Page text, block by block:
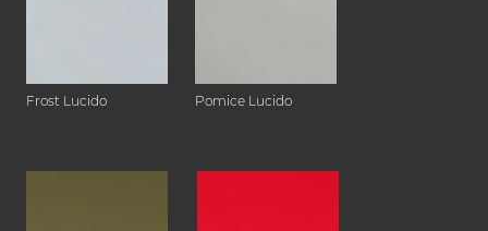
Frost Lucido Pomice Lucido